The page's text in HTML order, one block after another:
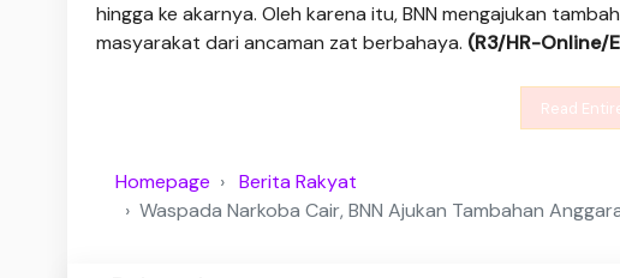
hingga ke akarnya. Oleh karena itu, BNN mengajukan
masyarakat dari ancaman zat berbahaya. (R3/HR-Online/
Read
Homepage
Berita Rakyat
Waspada Narkoba Cair, BNN Ajukan Tambahan